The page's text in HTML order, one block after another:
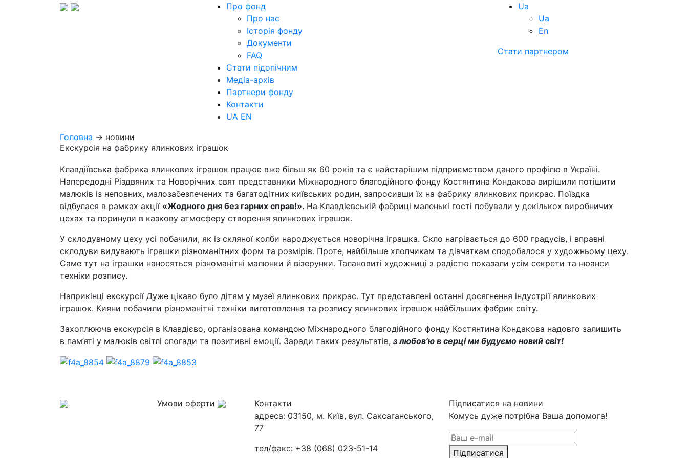
Про фонд
Про нас
Історія фонду
Документи
FAQ
Стати підопічним
Медіа-архів
Партнери фонду
Контакти
UA EN
Ua
Ua
En
Стати партнером
Головна → новини
Екскурсія на фабрику ялинкових іграшок
Клавдіївська фабрика ялинкових іграшок працює вже більш як 60 років та є найстарішим підприємством даного профілю в Україні.
Напередодні Різдвяних та Новорічних свят представники Міжнародного благодійного фонду Костянтина Кондакова вирішили потішити
малюків із неповних, малозабезпечених та багатодітних київських родин, запросивши їх на фабрику ялинкових прикрас. Поїздка
відбулася в рамках акції «Жодного дня без гарних справ!». На Клавдієвській фабриці маленькі гості побували у декількох виробничих
цехах та поринули в казкову атмосферу створення ялинкових іграшок.
У склодувному цеху усі побачили, як із скляної колби народжується новорічна іграшка. Скло нагрівається до 600 градусів, і вправні
склодуви видувають іграшки різноманітних форм та розмірів. Проте, найбільше хлопчикам та дівчаткам сподобалося у художньому цеху.
Саме тут на іграшки наносяться різноманітні малюнки й візерунки. Талановиті художниці з радістю показали усім секрети та нюанси
техніки розпису.
Наприкінці екскурсії Дуже цікаво було дітям у музеї ялинкових прикрас. Тут представлені останні досягнення індустрії ялинкових
іграшок. Кияни побачили різноманітні техніки виготовлення та розпису ялинкових іграшок найбільших фабрик світу.
Захоплююча екскурсія в Клавдієво, організована командою Міжнародного благодійного фонду Костянтина Кондакова надовго залишить
в пам’яті у малюків світлі спогади та позитивні емоції. Заради таких результатів, з любов’ю в серці ми будуємо новий світ!
Умови оферти
Контакти
адреса: 03150, м. Київ, вул. Саксаганського,
77
тел/факс: +38 (068) 023-51-14
Підписатися на новини
Комусь дуже потрібна Ваша допомога!
Підписатися